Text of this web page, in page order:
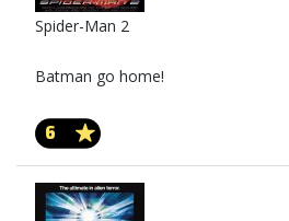
Spider-Man 2
Batman go home!
6